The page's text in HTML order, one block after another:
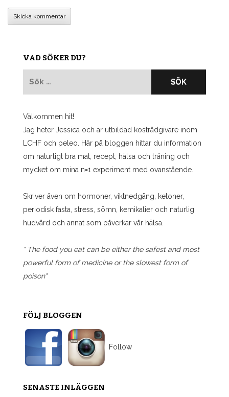
VAD SÖKER DU?
Välkommen hit!
Jag heter Jessica och är utbildad kostrådgivare inom
LCHF och peleo. Här på bloggen hittar du information
om naturligt bra mat, recept, hälsa och träning och
mycket om mina n=1 experiment med ovanstående.
Skriver även om hormoner, viktnedgång, ketoner,
periodisk fasta, stress, sömn, kemikalier och naturlig
hudvård och annat som påverkar vår hälsa.
" The food you eat can be either the safest and most
powerful form of medicine or the slowest form of
poison"
FÖLJ BLOGGEN
Follow
SENASTE INLÄGGEN